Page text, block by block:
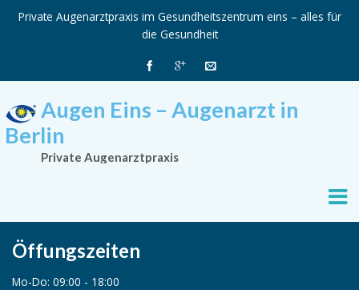
Private Augenarztpraxis im Gesundheitszentrum eins – alles für
die Gesundheit
Augen Eins – Augenarzt in
Berlin
Private Augenarztpraxis
Öffungszeiten
Mo-Do: 09:00 - 18:00